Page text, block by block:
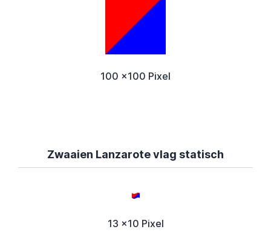
100 x100 Pixel
Zwaaien Lanzarote vlag statisch
13 x10 Pixel